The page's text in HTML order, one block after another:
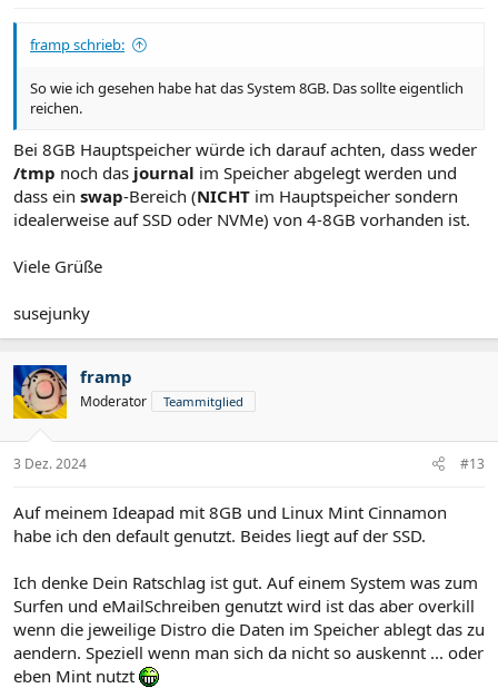
framp schrieb:
So wie ich gesehen habe hat das System 8GB. Das sollte eigentlich
reichen.
Bei 8GB Hauptspeicher würde ich darauf achten, dass weder
/tmp noch das journal im Speicher abgelegt werden und
dass ein swap-Bereich (NICHT im Hauptspeicher sondern
idealerweise auf SSD oder NVMe) von 4-8GB vorhanden ist.
Viele Grüße
susejunky
framp
Moderator Teammitglied
3 Dez. 2024 #13
Auf meinem Ideapad mit 8GB und Linux Mint Cinnamon
habe ich den default genutzt. Beides liegt auf der SSD.
Ich denke Dein Ratschlag ist gut. Auf einem System was zum
Surfen und eMailSchreiben genutzt wird ist das aber overkill
wenn die jeweilige Distro die Daten im Speicher ablegt das zu
aendern. Speziell wenn man sich da nicht so auskennt ... oder
eben Mint nutzt